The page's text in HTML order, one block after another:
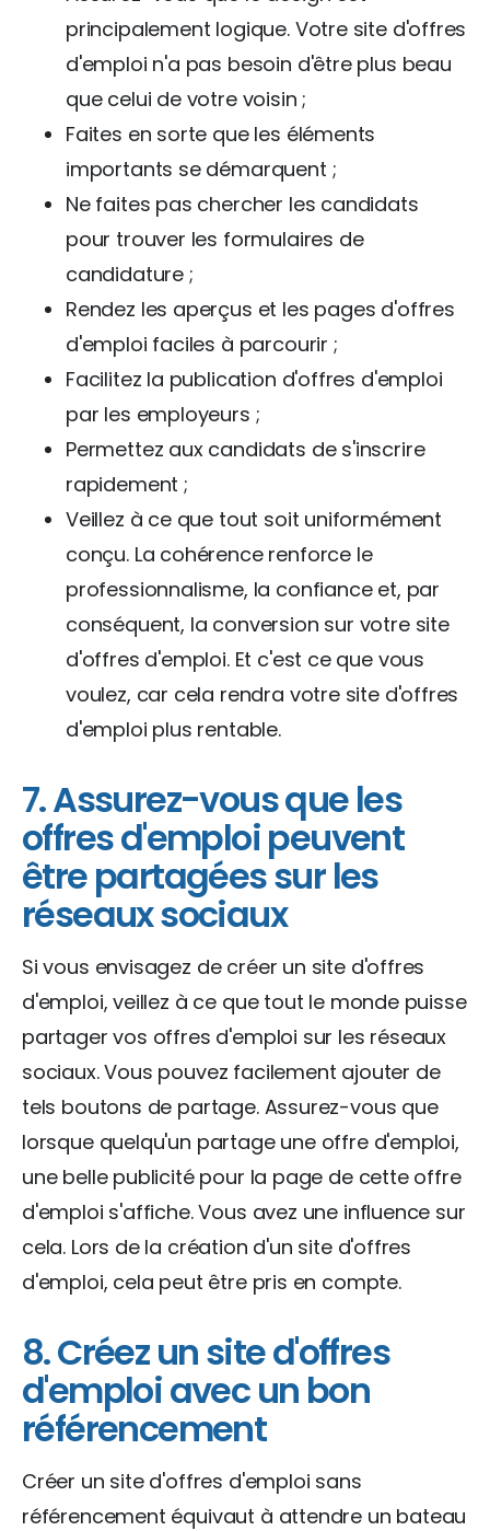
principalement logique. Votre site d'offres
d'emploi n'a pas besoin d'être plus beau
que celui de votre voisin ;
Faites en sorte que les éléments
importants se démarquent ;
Ne faites pas chercher les candidats
pour trouver les formulaires de
candidature ;
Rendez les aperçus et les pages d'offres
d'emploi faciles à parcourir ;
Facilitez la publication d'offres d'emploi
par les employeurs ;
Permettez aux candidats de s'inscrire
rapidement ;
Veillez à ce que tout soit uniformément
conçu. La cohérence renforce le
professionnalisme, la confiance et, par
conséquent, la conversion sur votre site
d'offres d'emploi. Et c'est ce que vous
voulez, car cela rendra votre site d'offres
d'emploi plus rentable.
7. Assurez-vous que les
offres d'emploi peuvent
être partagées sur les
réseaux sociaux
Si vous envisagez de créer un site d'offres
d'emploi, veillez à ce que tout le monde puisse
partager vos offres d'emploi sur les réseaux
sociaux. Vous pouvez facilement ajouter de
tels boutons de partage. Assurez-vous que
lorsque quelqu'un partage une offre d'emploi,
une belle publicité pour la page de cette offre
d'emploi s'affiche. Vous avez une influence sur
cela. Lors de la création d'un site d'offres
d'emploi, cela peut être pris en compte.
8. Créez un site d'offres
d'emploi avec un bon
référencement
Créer un site d'offres d'emploi sans
référencement équivaut à attendre un bateau